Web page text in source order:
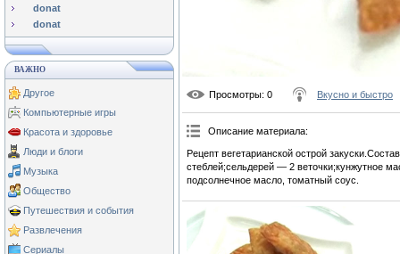
donat
donat
ВАЖНО
Другое
Компьютерные игры
Красота и здоровье
Люди и блоги
Музыка
Общество
Путешествия и события
Развлечения
Сериалы
Просмотры: 0 Вкусно и быстро
Описание материала:
Рецепт вегетарианской острой
стеблей;сельдерей — 2 веточки;кунжутное
подсолнечное масло, томатный соус.